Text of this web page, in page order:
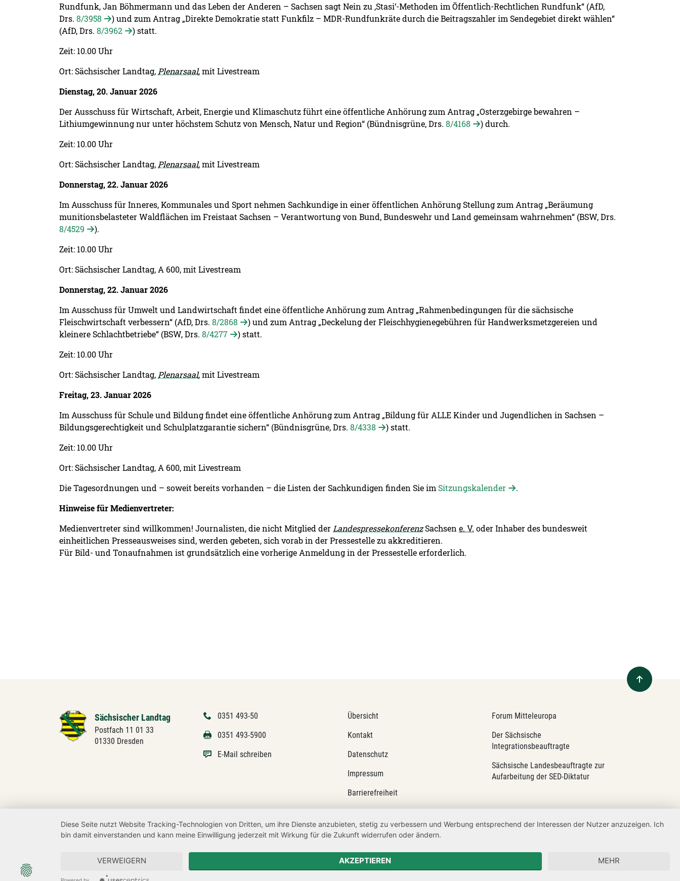
Rundfunk, Jan Böhmermann und das Leben der Anderen – Sachsen sagt Nein zu ‚Stasi‘-Methoden im Öffentlich-Rechtlichen Rundfunk“ (AfD,
Drs. 8/3958
) und zum Antrag „Direkte Demokratie statt Funkfilz – MDR-Rundfunkräte durch die Beitragszahler im Sendegebiet direkt wählen“
(AfD, Drs. 8/3962
) statt.
Zeit: 10.00 Uhr
Ort: Sächsischer Landtag, Plenarsaal, mit Livestream
Dienstag, 20. Januar 2026
Der Ausschuss für Wirtschaft, Arbeit, Energie und Klimaschutz führt eine öffentliche Anhörung zum Antrag „Osterzgebirge bewahren –
Lithiumgewinnung nur unter höchstem Schutz von Mensch, Natur und Region“ (Bündnisgrüne, Drs. 8/4168
) durch.
Zeit: 10.00 Uhr
Ort: Sächsischer Landtag, Plenarsaal, mit Livestream
Donnerstag, 22. Januar 2026
Im Ausschuss für Inneres, Kommunales und Sport nehmen Sachkundige in einer öffentlichen Anhörung Stellung zum Antrag „Beräumung
munitionsbelasteter Waldflächen im Freistaat Sachsen – Verantwortung von Bund, Bundeswehr und Land gemeinsam wahrnehmen“ (BSW, Drs.
8/4529
).
Zeit: 10.00 Uhr
Ort: Sächsischer Landtag, A 600, mit Livestream
Donnerstag, 22. Januar 2026
Im Ausschuss für Umwelt und Landwirtschaft findet eine öffentliche Anhörung zum Antrag „Rahmenbedingungen für die sächsische
Fleischwirtschaft verbessern“ (AfD, Drs. 8/2868
) und zum Antrag „Deckelung der Fleischhygienegebühren für Handwerksmetzgereien und
kleinere Schlachtbetriebe“ (BSW, Drs. 8/4277
) statt.
Zeit: 10.00 Uhr
Ort: Sächsischer Landtag, Plenarsaal, mit Livestream
Freitag, 23. Januar 2026
Im Ausschuss für Schule und Bildung findet eine öffentliche Anhörung zum Antrag „Bildung für ALLE Kinder und Jugendlichen in Sachsen –
Bildungsgerechtigkeit und Schulplatzgarantie sichern“ (Bündnisgrüne, Drs. 8/4338
) statt.
Zeit: 10.00 Uhr
Ort: Sächsischer Landtag, A 600, mit Livestream
Die Tagesordnungen und – soweit bereits vorhanden – die Listen der Sachkundigen finden Sie im Sitzungskalender
.
Hinweise für Medienvertreter:
Medienvertreter sind willkommen! Journalisten, die nicht Mitglied der LandespressekonferenzSachsen e. V. oder Inhaber des bundesweit
einheitlichen Presseausweises sind, werden gebeten, sich vorab in der Pressestelle zu akkreditieren.
Für Bild- und Tonaufnahmen ist grundsätzlich eine vorherige Anmeldung in der Pressestelle erforderlich.
Sächsischer Landtag
Postfach 11 01 33
01330 Dresden
0351 493-50
0351 493-5900
E-Mail schreiben
Übersicht
Kontakt
Datenschutz
Impressum
Barrierefreiheit
Netiquette
Transparenzanspruch
Hinweisgeberschutz
Forum Mitteleuropa
Der Sächsische
Integrationsbeauftragte
Sächsische Landesbeauftragte zur
Aufarbeitung der SED-Diktatur
Diese Seite nutzt Website Tracking-Technologien von Dritten, um ihre Dienste anzubieten, stetig zu verbessern und Werbung entsprechend der Interessen der Nutzer anzuzeigen. Ich
bin damit einverstanden und kann meine Einwilligung jederzeit mit Wirkung für die Zukunft widerrufen oder ändern.
VERWEIGERN AKZEPTIEREN MEHR